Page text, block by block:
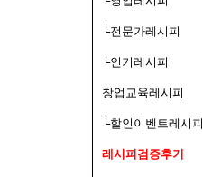
└전문가레시피
└인기레시피
창업교육레시피
└할인이벤트레시피
레시피검증후기